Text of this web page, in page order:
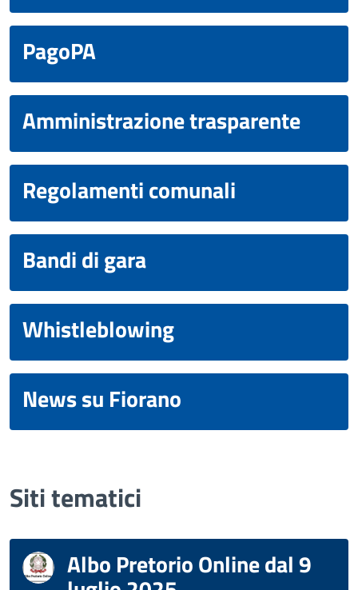
PagoPA
Amministrazione trasparente
Regolamenti comunali
Bandi di gara
Whistleblowing
News su Fiorano
Siti tematici
Albo Pretorio Online dal 9